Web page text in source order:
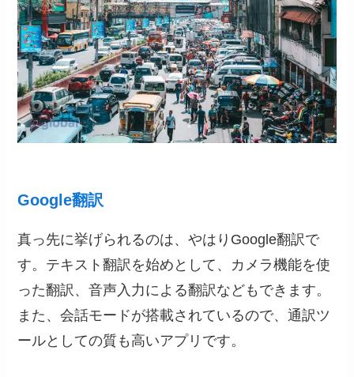
Google翻訳
真っ先に挙げられるのは、やはりGoogle翻訳で
す。テキスト翻訳を始めとして、カメラ機能を使
った翻訳、音声入力による翻訳などもできます。
また、会話モードが搭載されているので、通訳ツ
ールとしての質も高いアプリです。